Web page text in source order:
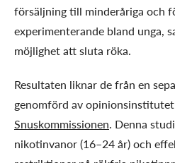
försäljning till minderåriga och
experimenterande bland unga,
möjlighet att sluta röka.
Resultaten liknar de från en
genomförd av
Snuskommissionen. Denna
nikotinvanor (16–24 år) och